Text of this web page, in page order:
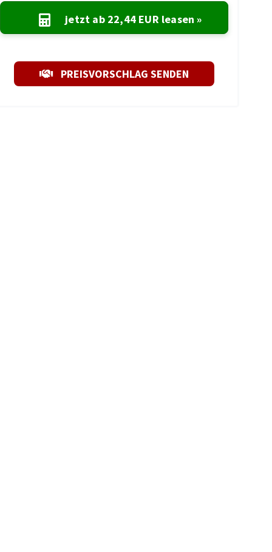
jetzt ab 22,44 EUR leasen »
PREISVORSCHLAG SENDEN